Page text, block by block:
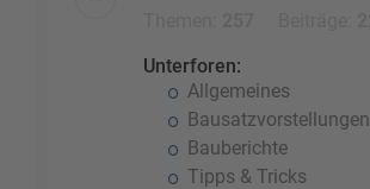
Unterforen:
Allgemeines
Bausatzvorstellungen
Bauberichte
Tipps & Tricks